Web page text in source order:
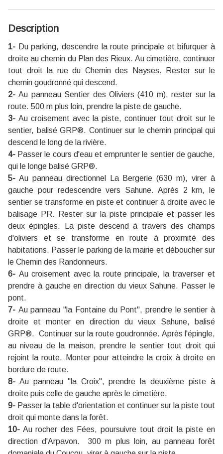
Description
1- Du parking, descendre la route principale et bifurquer à
droite au chemin du Plan des Rieux. Au cimetière, continuer
tout droit la rue du Chemin des Nayses. Rester sur le
chemin goudronné qui descend.
2-Au panneau Sentier des Oliviers (410 m), rester sur la
route. 500 m plus loin, prendre la piste de gauche.
3- Au croisement avec la piste, continuer tout droit sur le
sentier, balisé GRP®. Continuer sur le chemin principal qui
descend le long de la rivière.
4- Passer le cours d'eau et emprunter le sentier de gauche,
qui le longe balisé GRP®.
5- Au panneau directionnel La Bergerie (630 m), virer à
gauche pour redescendre vers Sahune. Après 2 km, le
sentier se transforme en piste et continuer à droite avec le
balisage PR. Rester sur la piste principale et passer les
deux épingles. La piste descend à travers des champs
d'oliviers et se transforme en route à proximité des
habitations. Passer le parking de la mairie et déboucher sur
le Chemin des Randonneurs.
6- Au croisement avec la route principale, la traverser et
prendre à gauche en direction du vieux Sahune. Passer le
pont.
7- Au panneau "la Fontaine du Pont", prendre le sentier à
droite et monter en direction du vieux Sahune, balisé
GRP®. Continuer sur la route goudronnée. Après l'épingle,
au niveau de la maison, prendre le sentier tout droit qui
rejoint la route. Monter pour atteindre la croix à droite en
bordure de route.
8- Au panneau "la Croix", prendre la deuxième piste à
droite puis celle de gauche après le cimetière.
9- Passer la table d'orientation et continuer sur la piste tout
droit qui monte dans la forêt.
10- Au rocher des Fées, poursuivre tout droit la piste en
direction d'Arpavon. 300 m plus loin, au panneau forêt